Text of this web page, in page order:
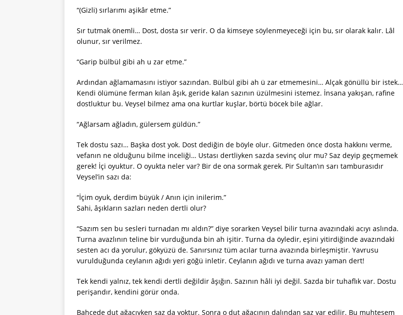
“(Gizli) sırlarımı aşikâr etme.”
Sır tutmak önemli… Dost, dosta sır verir. O da kimseye söylenmeyeceği için bu, sır olarak kalır. Lâl
olunur, sır verilmez.
“Garip bülbül gibi ah u zar etme.”
Ardından ağlamamasını istiyor sazından. Bülbül gibi ah ü zar etmemesini… Alçak gönüllü bir istek…
Kendi ölümüne ferman kılan âşık, geride kalan sazının üzülmesini istemez. İnsana yakışan, rafine
dostluktur bu. Veysel bilmez ama ona kurtlar kuşlar, börtü böcek bile ağlar.
“Ağlarsam ağladın, gülersem güldün.”
Tek dostu sazı… Başka dost yok. Dost dediğin de böyle olur. Gitmeden önce dosta hakkını verme,
vefanın ne olduğunu bilme inceliği… Ustası dertliyken sazda sevinç olur mu? Saz deyip geçmemek
gerek! İçi oyuktur. O oyukta neler var? Bir de ona sormak gerek. Pir Sultan’ın sarı tamburasıdır
Veysel’in sazı da:
“İçim oyuk, derdim büyük / Anın için inilerim.”
Sahi, âşıkların sazları neden dertli olur?
“Sazım sen bu sesleri turnadan mı aldın?” diye sorarken Veysel bilir turna avazındaki acıyı aslında.
Turna avazlının teline bir vurduğunda bin ah işitir. Turna da öyledir, eşini yitirdiğinde avazındaki
sesten acı da yorulur, gökyüzü de. Sanırsınız tüm acılar turna avazında birleşmiştir. Yavrusu
vurulduğunda ceylanın ağıdı yeri göğü inletir. Ceylanın ağıdı ve turna avazı yaman dert!
Tek kendi yalnız, tek kendi dertli değildir âşığın. Sazının hâli iyi değil. Sazda bir tuhaflık var. Dostu
perişandır, kendini görür onda.
Bahçede dut ağacıyken saz da yoktur. Sonra o dut ağacının dalından saz var edilir. Bu muhteşem